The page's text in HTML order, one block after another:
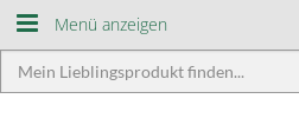
Menü anzeigen